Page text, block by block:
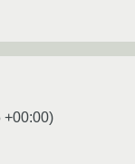
+00:00)